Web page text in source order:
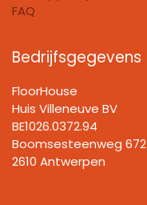
FAQ
Bedrijfsgegevens
FloorHouse
Huis Villeneuve BV​
BE1026.0372.94
Boomsesteenweg 672
2610 Antwerpen